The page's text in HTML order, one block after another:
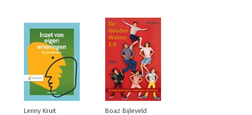
Lenny Kruit Boaz Bijleveld